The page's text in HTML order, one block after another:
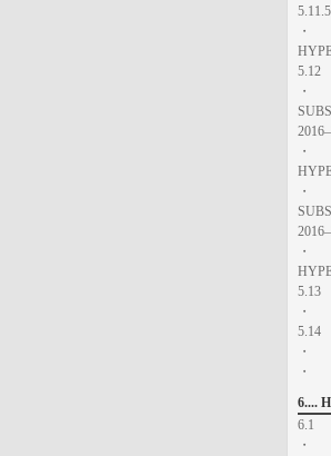
・
5.12
・
・
・
・
5.13
・
5.14
・
・
6....
6.1
・